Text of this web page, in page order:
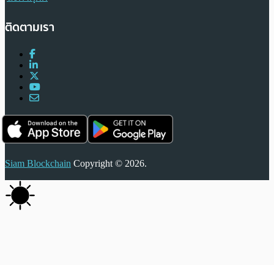
ติดตามเรา
Siam Blockchain Copyright © 2026.